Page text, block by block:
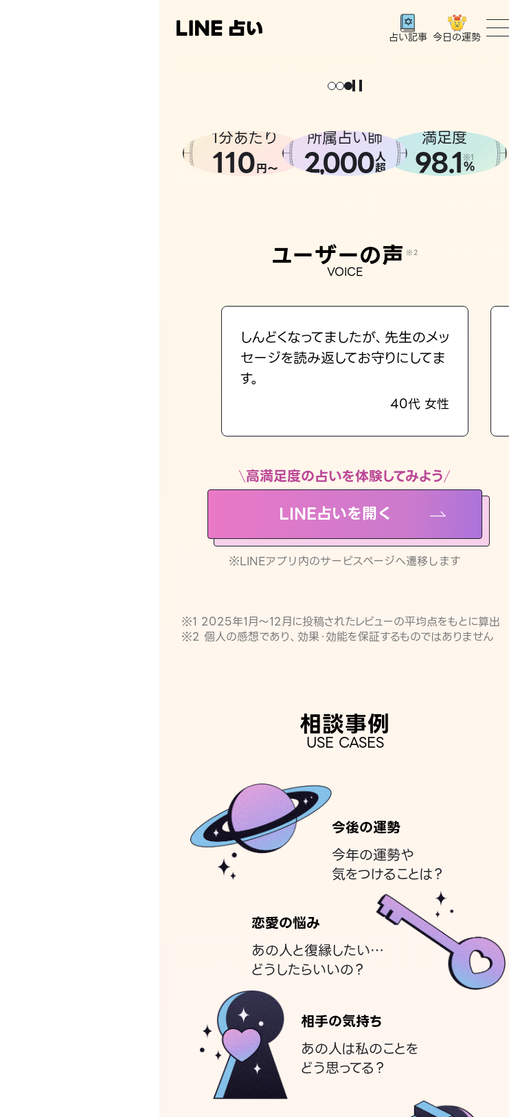
占い記事 今日の運勢
。
1分あたり
110円〜
所属占い師
2,000人
超
満足度
98.1 ※1
%
ユーザーの声 ※2
VOICE
しんどくなってましたが、先生のメッ
セージを読み返してお守りにしてま
す。
40代 女性
高満足度の占いを体験してみよう
LINE占いを開く
※LINEアプリ内のサービスページへ遷移します
※1 2025年1月〜12月に投稿されたレビューの平均点をもとに算出
※2 個人の感想であり、効果・効能を保証するものではありません
相談事例
USE CASES
今後の運勢
今年の運勢や
気をつけることは？
恋愛の悩み
あの人と復縁したい…
どうしたらいいの？
相手の気持ち
あの人は私のことを
どう思ってる？